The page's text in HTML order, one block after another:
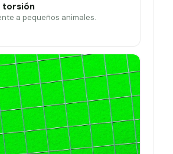
torsión
a pequeños animales.